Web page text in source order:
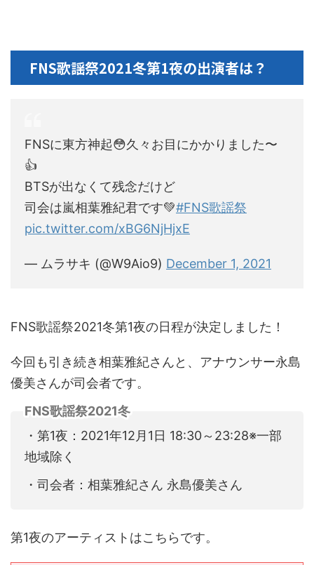
FNS歌謡祭2021冬第1夜の出演者は？
FNSに東方神起😳久々お目にかかりました〜
👍
BTSが出なくて残念だけど
司会は嵐相葉雅紀君です💚#FNS歌謡祭
pic.twitter.com/xBG6NjHjxE
— ムラサキ (@W9Aio9) December 1, 2021
FNS歌謡祭2021冬第1夜の日程が決定しました！
今回も引き続き相葉雅紀さんと、アナウンサー永島
優美さんが司会者です。
FNS歌謡祭2021冬
・第1夜：2021年12月1日 18:30～23:28※一部
地域除く
・司会者：相葉雅紀さん 永島優美さん
第1夜のアーティストはこちらです。